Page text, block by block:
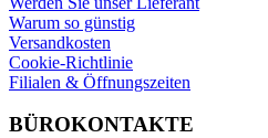
Warum so günstig
Versandkosten
Cookie-Richtlinie
Filialen & Öffnungszeiten
BÜROKONTAKTE